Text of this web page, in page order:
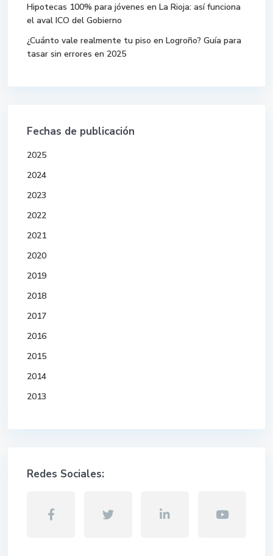
Hipotecas 100% para jóvenes en La Rioja: así funciona
el aval ICO del Gobierno
¿Cuánto vale realmente tu piso en Logroño? Guía para
tasar sin errores en 2025
Fechas de publicación
2025
2024
2023
2022
2021
2020
2019
2018
2017
2016
2015
2014
2013
Redes Sociales: